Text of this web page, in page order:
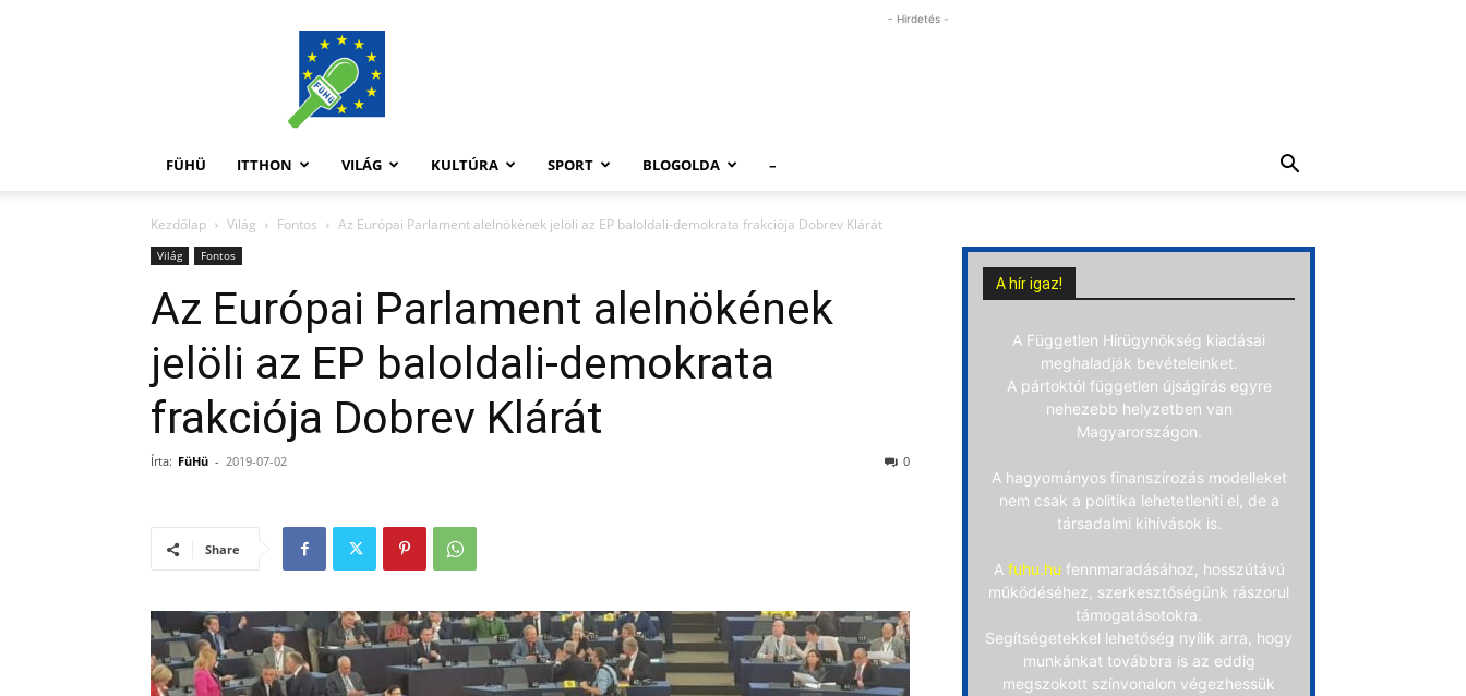
FüHü
- Hirdetés -
FÜHÜ ITTHON VILÁG KULTÚRA SPORT BLOGOLDA –
Kezdőlap Világ Fontos Az Európai Parlament alelnökének jelöli az EP baloldali-demokrata frakciója Dobrev Klárát
Világ Fontos
Az Európai Parlament alelnökének
jelöli az EP baloldali-demokrata
frakciója Dobrev Klárát
Írta: FüHü - 2019-07-02 0
Share
A hír igaz!
A Független Hírügynökség kiadásai
meghaladják bevételeinket.
A pártoktól független újságírás egyre
nehezebb helyzetben van
Magyarországon.
A hagyományos finanszírozás modelleket
nem csak a politika lehetetleníti el, de a
társadalmi kihívások is.
A fuhu.hu fennmaradásához, hosszútávú
működéséhez, szerkesztőségünk rászorul
támogatásotokra.
Segítségetekkel lehetőség nyílik arra, hogy
munkánkat továbbra is az eddig
megszokott színvonalon végezhessük